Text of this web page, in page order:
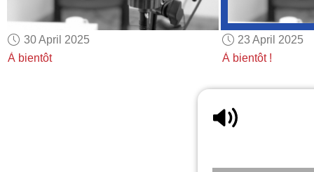
30 April 2025
À bientôt
23 April 2025
À bientôt !